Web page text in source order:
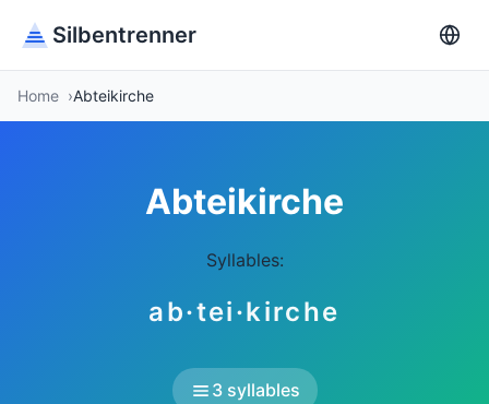
Silbentrenner
Home Abteikirche
Abteikirche
Syllables:
ab·tei·kirche
3 syllables